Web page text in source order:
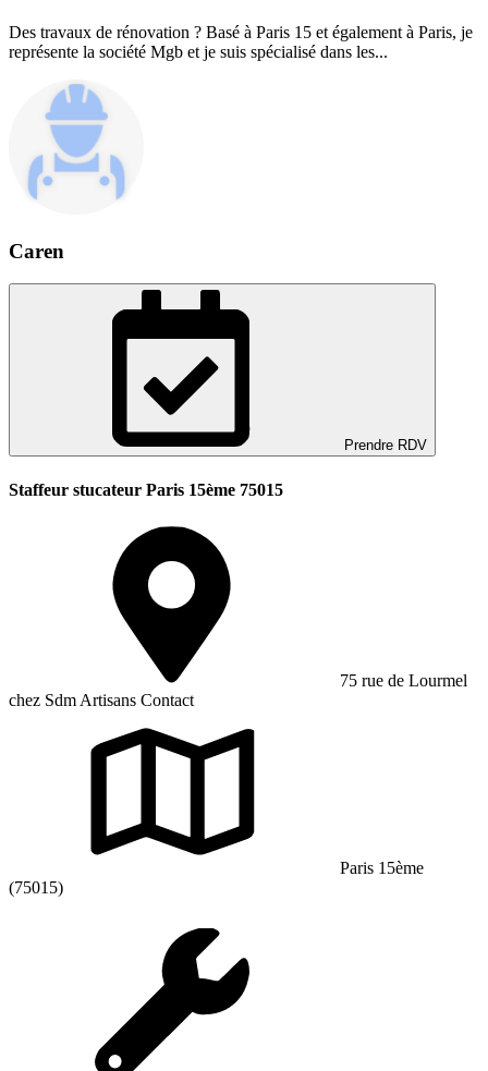
Des travaux de rénovation ? Basé à Paris 15 et également à Paris, je
représente la société Mgb et je suis spécialisé dans les...
Caren
Prendre RDV
Staffeur stucateur Paris 15ème 75015
75 rue de Lourmel
chez Sdm Artisans Contact
Paris 15ème
(75015)